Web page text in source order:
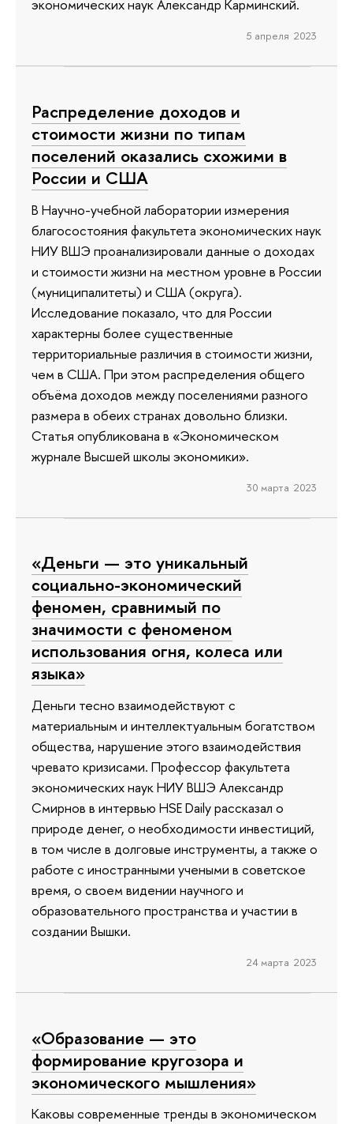
экономических наук Александр Карминский.
5 апреля 2023
Распределение доходов и
стоимости жизни по типам
поселений оказались схожими в
России и США
В Научно-учебной лаборатории измерения
благосостояния факультета экономических наук
НИУ ВШЭ проанализировали данные о доходах
и стоимости жизни на местном уровне в России
(муниципалитеты) и США (округа).
Исследование показало, что для России
характерны более существенные
территориальные различия в стоимости жизни,
чем в США. При этом распределения общего
объёма доходов между поселениями разного
размера в обеих странах довольно близки.
Статья опубликована в «Экономическом
журнале Высшей школы экономики».
30 марта 2023
«Деньги — это уникальный
социально-экономический
феномен, сравнимый по
значимости с феноменом
использования огня, колеса или
языка»
Деньги тесно взаимодействуют с
материальным и интеллектуальным богатством
общества, нарушение этого взаимодействия
чревато кризисами. Профессор факультета
экономических наук НИУ ВШЭ Александр
Смирнов в интервью HSE Daily рассказал о
природе денег, о необходимости инвестиций,
в том числе в долговые инструменты, а также о
работе с иностранными учеными в советское
время, о своем видении научного и
образовательного пространства и участии в
создании Вышки.
24 марта 2023
«Образование — это
формирование кругозора и
экономического мышления»
Каковы современные тренды в экономическом